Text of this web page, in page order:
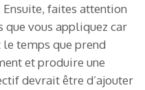
faites attention
que vous appliquez car
temps que prend
et produire une
devrait être d’ajouter